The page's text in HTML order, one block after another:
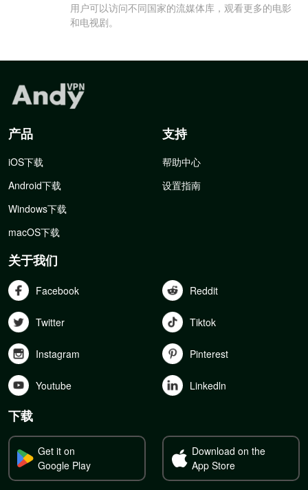
用户可以访问不同国家的流媒体库，观看更多的电影
和电视剧。
产品
iOS下载
Android下载
Windows下载
macOS下载
支持
帮助中心
设置指南
关于我们
Facebook Reddit
Twitter Tiktok
Instagram Pinterest
Youtube Linkedln
下载
Get it on
Google Play
Download on the
App Store